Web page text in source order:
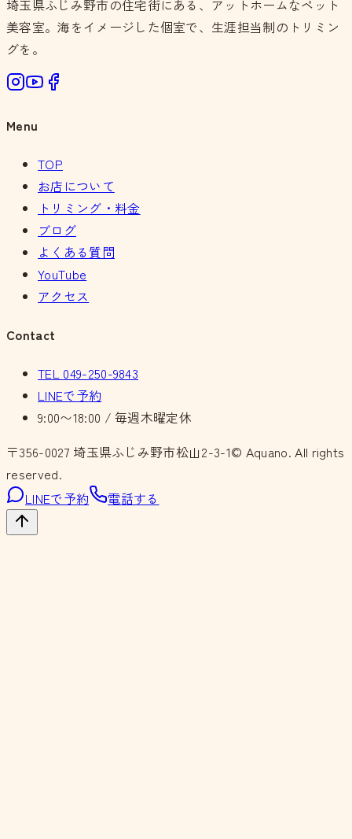
埼玉県ふじみ野市の住宅街にある、アットホームなペット
美容室。海をイメージした個室で、生涯担当制のトリミン
グを。
Menu
TOP
お店について
トリミング・料金
ブログ
よくある質問
YouTube
アクセス
Contact
TEL 049-250-9843
LINEで予約
9:00〜18:00 / 毎週木曜定休
〒356-0027 埼玉県ふじみ野市松山2-3-1© Aquano. All rights
reserved.
LINEで予約
電話する